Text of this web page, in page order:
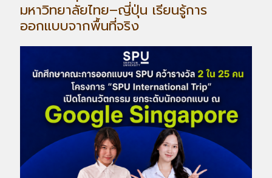
มหาวิทยาลัยไทย–ญี่ปุ่น เรียนรู้การ
ออกแบบจากพื้นที่จริง